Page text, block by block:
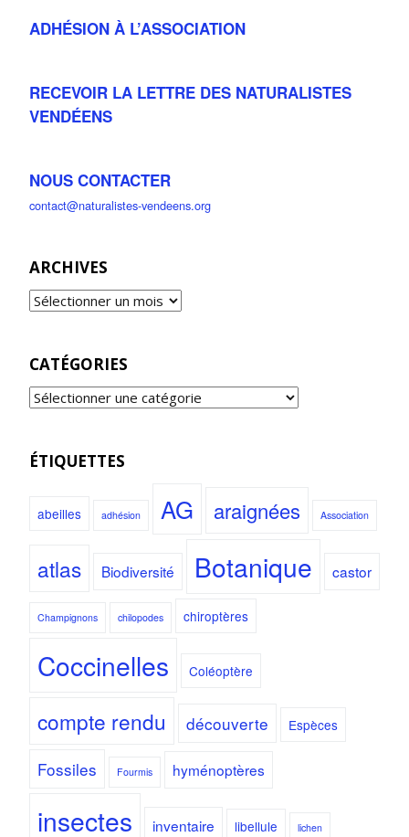
ADHÉSION À L’ASSOCIATION
RECEVOIR LA LETTRE DES NATURALISTES
VENDÉENS
NOUS CONTACTER
contact@naturalistes-vendeens.org
ARCHIVES
CATÉGORIES
ÉTIQUETTES
abeilles adhésion AG araignées Association
atlas Biodiversité Botanique castor
Champignons chilopodes chiroptères
Coccinelles Coléoptère
compte rendu découverte Espèces
Fossiles Fourmis hyménoptères
insectes inventaire libellule lichen